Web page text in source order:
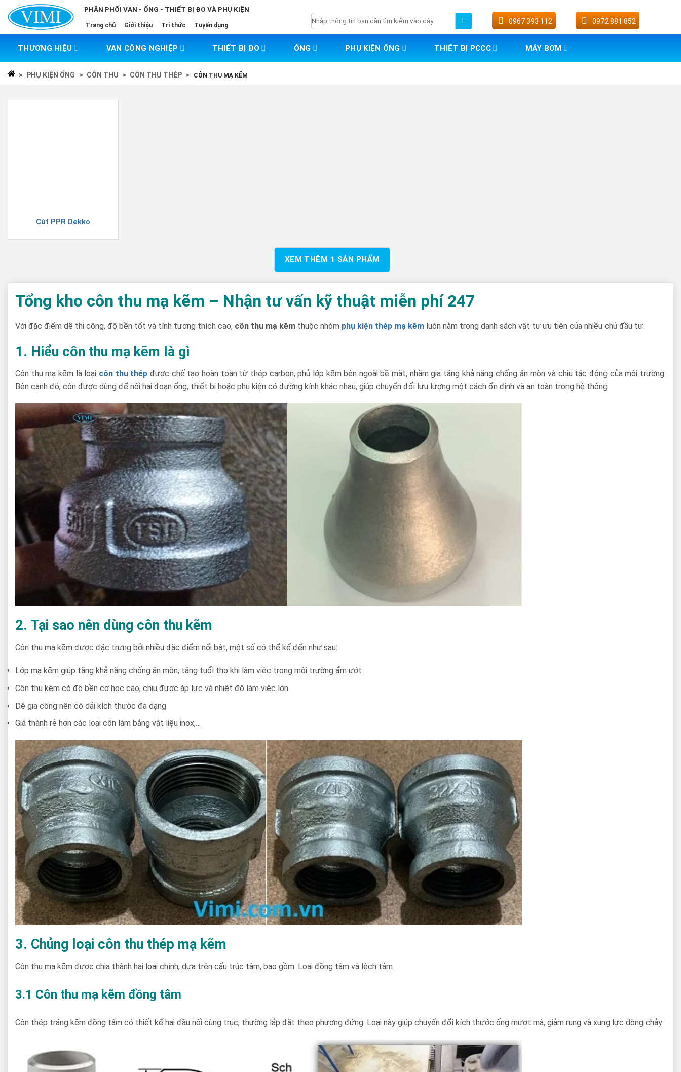
content
PHÂN PHỐI VAN - ỐNG - THIẾT BỊ ĐO VÀ PHỤ KIỆN
Trang chủ Giới thiệu Tri thức Tuyển dụng
Tìm
kiếm:
0967 393 112 0972 881 852
THƯƠNG HIỆU VAN CÔNG NGHIỆP THIẾT BỊ ĐO ỐNG PHỤ KIỆN ỐNG THIẾT BỊ PCCC MÁY BƠM
> PHỤ KIỆN ỐNG > CÔN THU > CÔN THU THÉP > CÔN THU MẠ KẼM
Cút PPR Dekko
XEM THÊM 1 SẢN PHẨM
Tổng kho côn thu mạ kẽm – Nhận tư vấn kỹ thuật miễn phí 247
Với đặc điểm dễ thi công, độ bền tốt và tính tương thích cao, côn thu mạ kẽm thuộc nhóm phụ kiện thép mạ kẽm luôn nằm trong danh sách vật tư ưu tiên của nhiều chủ đầu tư.
1. Hiểu côn thu mạ kẽm là gì
Côn thu mạ kẽm là loại côn thu thép được chế tạo hoàn toàn từ thép carbon, phủ lớp kẽm bên ngoài bề mặt, nhằm gia tăng khả năng chống ăn mòn và chịu tác động của môi trường.
Bên cạnh đó, côn được dùng để nối hai đoạn ống, thiết bị hoặc phụ kiện có đường kính khác nhau, giúp chuyển đổi lưu lượng một cách ổn định và an toàn trong hệ thống
2. Tại sao nên dùng côn thu kẽm
Côn thu mạ kẽm được đặc trưng bởi nhiều đặc điểm nối bật, một số có thể kể đến như sau:
Lớp mạ kẽm giúp tăng khả năng chống ăn mòn, tăng tuổi thọ khi làm việc trong môi trường ẩm ướt
Côn thu kẽm có độ bền cơ học cao, chịu được áp lực và nhiệt độ làm việc lớn
Dễ gia công nên có dải kích thước đa dạng
Giá thành rẻ hơn các loại côn làm bằng vật liệu inox,…
3. Chủng loại côn thu thép mạ kẽm
Côn thu mạ kẽm được chia thành hai loại chính, dựa trên cấu trúc tâm, bao gồm: Loại đồng tâm và lệch tâm.
3.1 Côn thu mạ kẽm đồng tâm
Côn thép tráng kẽm đồng tâm có thiết kế hai đầu nối cùng trục, thường lắp đặt theo phương đứng. Loại này giúp chuyển đổi kích thước ống mượt mà, giảm rung và xung lực dòng chảy